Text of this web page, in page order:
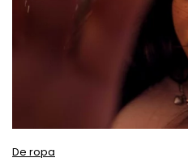
De ropa